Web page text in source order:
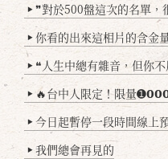
▶ ❞對於500盤這次的名單，
▶ 你看的出來這相片的含金
▶ ❝人生中總有雜音，但你
▶ 🔥台中人限定！限量➊𝟬𝟬𝟬顆「阿伯手工啵啵魚卵
▶ 今日起暫停一段時間線上
▶ 我們總會再見的